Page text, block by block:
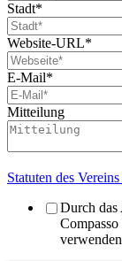
Stadt*
Website-URL*
E-Mail*
Mitteilung
Statuten des
Durch das